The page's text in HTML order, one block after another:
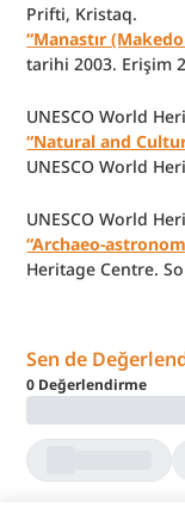
Prifti, Kristaq.
“Manastır
tarihi 2003. Erişim
UNESCO World
“Natural and
UNESCO World
UNESCO World
“Archaeo-
Heritage Centre.
Sen de
0 Değerlendirme